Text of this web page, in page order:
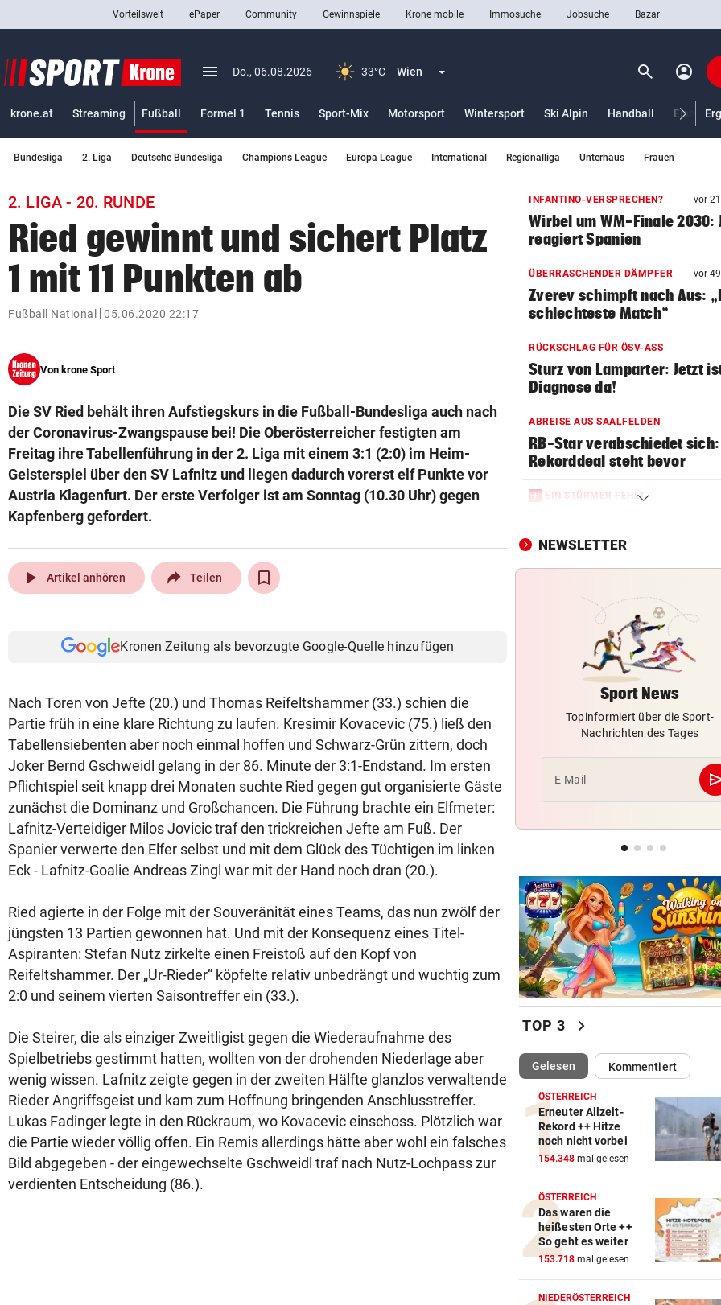
closeSchließen
Abonnieren
bookmark
search
Suchbegriff
© Krone Multimedia GmbH & Co KG 2026
Vorteilswelt ePaper Community Gewinnspiele Krone mobile Immosuche Jobsuche Bazar
menu Menü aufklappen
Do., 06.08.2026 33°C Wien Menü aufklappen search Suchen
account_circle
krone.at Streaming Fußball
Formel 1
Tennis Sport-Mix Motorsport Wintersport Ski Alpin Handball
Bundesliga 2. Liga Deutsche Bundesliga Champions League Europa League International Regionalliga Unterhaus Frauen
2. LIGA - 20. RUNDE
Ried gewinnt und sichert Platz
1 mit 11 Punkten ab
Fußball National 05.06.2020 22:17
Von krone Sport
Die SV Ried behält ihren Aufstiegskurs in die Fußball-Bundesliga auch nach
der Coronavirus-Zwangspause bei! Die Oberösterreicher festigten am
Freitag ihre Tabellenführung in der 2. Liga mit einem 3:1 (2:0) im Heim-
Geisterspiel über den SV Lafnitz und liegen dadurch vorerst elf Punkte vor
Austria Klagenfurt. Der erste Verfolger ist am Sonntag (10.30 Uhr) gegen
Kapfenberg gefordert.
play_arrow Artikel anhören Teilen
Kronen Zeitung als bevorzugte Google-Quelle hinzufügen
Nach Toren von Jefte (20.) und Thomas Reifeltshammer (33.) schien die
Partie früh in eine klare Richtung zu laufen. Kresimir Kovacevic (75.) ließ den
Tabellensiebenten aber noch einmal hoffen und Schwarz-Grün zittern, doch
Joker Bernd Gschweidl gelang in der 86. Minute der 3:1-Endstand. Im ersten
Pflichtspiel seit knapp drei Monaten suchte Ried gegen gut organisierte Gäste
zunächst die Dominanz und Großchancen. Die Führung brachte ein Elfmeter:
Lafnitz-Verteidiger Milos Jovicic traf den trickreichen Jefte am Fuß. Der
Spanier verwerte den Elfer selbst und mit dem Glück des Tüchtigen im linken
Eck - Lafnitz-Goalie Andreas Zingl war mit der Hand noch dran (20.).
Ried agierte in der Folge mit der Souveränität eines Teams, das nun zwölf der
jüngsten 13 Partien gewonnen hat. Und mit der Konsequenz eines Titel-
Aspiranten: Stefan Nutz zirkelte einen Freistoß auf den Kopf von
Reifeltshammer. Der „Ur-Rieder“ köpfelte relativ unbedrängt und wuchtig zum
2:0 und seinem vierten Saisontreffer ein (33.).
Die Steirer, die als einziger Zweitligist gegen die Wiederaufnahme des
Spielbetriebs gestimmt hatten, wollten von der drohenden Niederlage aber
wenig wissen. Lafnitz zeigte gegen in der zweiten Hälfte glanzlos verwaltende
Rieder Angriffsgeist und kam zum Hoffnung bringenden Anschlusstreffer.
Lukas Fadinger legte in den Rückraum, wo Kovacevic einschoss. Plötzlich war
die Partie wieder völlig offen. Ein Remis allerdings hätte aber wohl ein falsches
Bild abgegeben - der eingewechselte Gschweidl traf nach Nutz-Lochpass zur
verdienten Entscheidung (86.).
INFANTINO-VERSPRECHEN? vor
Wirbel um WM-Finale 2030:
reagiert Spanien
ÜBERRASCHENDER DÄMPFER vor
Zverev schimpft nach Aus:
schlechteste Match“
RÜCKSCHLAG FÜR ÖSV-ASS
Sturz von Lamparter: Jetzt
Diagnose da!
ABREISE AUS SAALFELDEN
RB-Star verabschiedet sich:
Rekorddeal steht bevor
EIN STÜRMER FEHLT
Rumänien erwartet
EIN KLUB MACHT ERNST
zum Knackpunkt?
OSV-DUO IN PARIS
Knoll und Lotfi ziehen vom
ins EM-Finale ein
FITNESS-TEST BESTANDEN
Weißhaidinger kann an
Leichtathletik-EM
neuen Headcoach
„Der nächste Schritt“:
Olympiasieger „geht fremd“
NEWSLETTER
Sport News
Topinformiert über die Sport-
Nachrichten des Tages
E-Mail
TOP 3 chevron_right
Gelesen(ausgewählt)Kommentiert
ÖSTERREICH
Erneuter Allzeit-
Rekord ++ Hitze
noch nicht vorbei
154.348 mal gelesen
ÖSTERREICH
Das waren die
heißesten Orte ++
So geht es weiter
153.718 mal gelesen
NIEDERÖSTERREICH